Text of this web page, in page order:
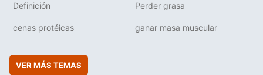
Definición Perder grasa
cenas protéicas ganar masa muscular
VER MÁS TEMAS